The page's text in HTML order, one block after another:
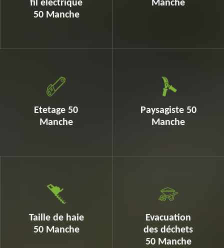
fil electrique
50 Manche
Manche
Etetage 50
Manche
Paysagiste 50
Manche
Taille de haie
50 Manche
Evacuation
des déchets
50 Manche